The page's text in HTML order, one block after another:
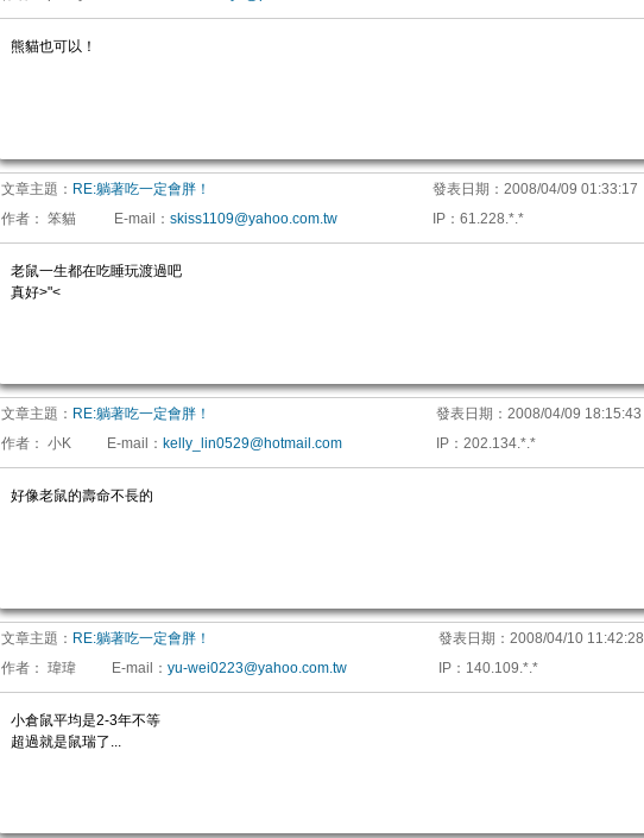
熊貓也可以！
文章主題： RE:躺著吃一定會胖！ 發表日期： 2008/04/09 01:33:17
作者： 笨貓 E-mail ： skiss1109@yahoo.com.tw IP ： 61.228.*.*
老鼠一生都在吃睡玩渡過吧
真好>"<
文章主題： RE:躺著吃一定會胖！ 發表日期： 2008/04/09 18:15:43
作者： 小K E-mail ： kelly_lin0529@hotmail.com IP ： 202.134.*.*
好像老鼠的壽命不長的
文章主題： RE:躺著吃一定會胖！ 發表日期： 2008/04/10 11:42:28
作者： 瑋瑋 E-mail ： yu-wei0223@yahoo.com.tw IP ： 140.109.*.*
小倉鼠平均是2-3年不等
超過就是鼠瑞了...